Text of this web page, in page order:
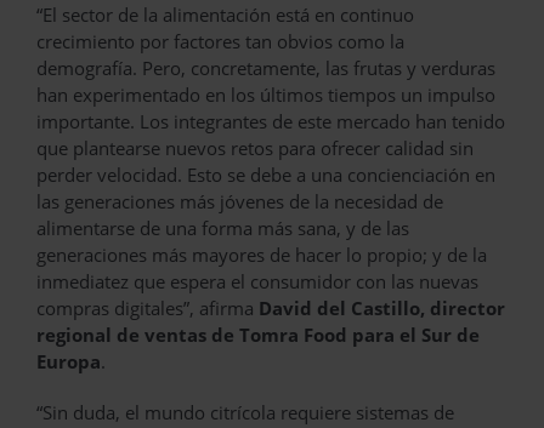
“El sector de la alimentación está en continuo
crecimiento por factores tan obvios como la
demografía. Pero, concretamente, las frutas y verduras
han experimentado en los últimos tiempos un impulso
importante. Los integrantes de este mercado han tenido
que plantearse nuevos retos para ofrecer calidad sin
perder velocidad. Esto se debe a una concienciación en
las generaciones más jóvenes de la necesidad de
alimentarse de una forma más sana, y de las
generaciones más mayores de hacer lo propio; y de la
inmediatez que espera el consumidor con las nuevas
compras digitales”, afirma David del Castillo, director
regional de ventas de Tomra Food para el Sur de
Europa.
“Sin duda, el mundo citrícola requiere sistemas de